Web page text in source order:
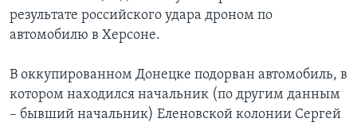
результате российского удара дроном по
автомобилю в Херсоне.
В оккупированном Донецке подорван автомобиль, в
котором находился начальник (по другим данным
– бывший начальник) Еленовской колонии Сергей